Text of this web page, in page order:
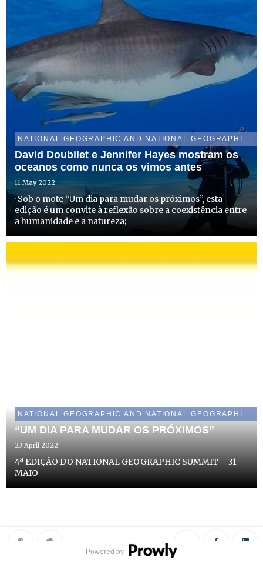
David Doubilet e Jennifer Hayes mostram os
oceanos como nunca os vimos antes
11 May 2022
· Sob o mote “Um dia para mudar os próximos”, esta
edição é um convite à reflexão sobre a coexistência entre
a humanidade e a natureza;
“UM DIA PARA MUDAR OS PRÓXIMOS”
23 April 2022
4ª EDIÇÃO DO NATIONAL GEOGRAPHIC SUMMIT – 31
MAIO
Powered by